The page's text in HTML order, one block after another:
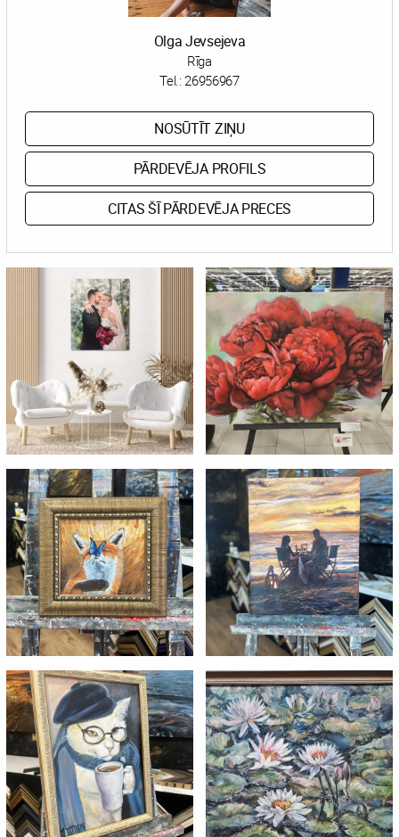
Olga Jevsejeva
Rīga
Tel.:26956967
NOSŪTĪT ZIŅU
PĀRDEVĒJA PROFILS
CITAS ŠĪ PĀRDEVĒJA PRECES